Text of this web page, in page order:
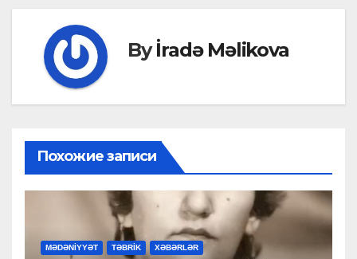
Byİradə Məlikova
Похожие записи
MƏDƏNİYYƏT TƏBRİK XƏBƏRLƏR